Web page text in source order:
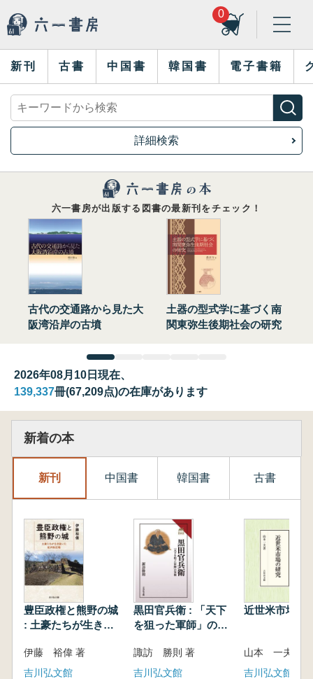
0
新刊 古書 中国書 韓国書 電子書籍
詳細検索
六一書房が出版する図書の最新刊をチェック！
古代の交通路から見た大
阪湾沿岸の古墳
土器の型式学に基づく南
関東弥生後期社会の研究
2026年08月10日現在、
139,337冊(67,209点)の在庫があります
新着の本
新刊 中国書 韓国書 古書
豊臣政権と熊野の城
: 土豪たちが生き抜
伊藤 裕偉 著
吉川弘文館
黒田官兵衛 : 「天下
を狙った軍師」の実
諏訪 勝則 著
吉川弘文館
近世米市場の
山本 一夫
吉川弘文館